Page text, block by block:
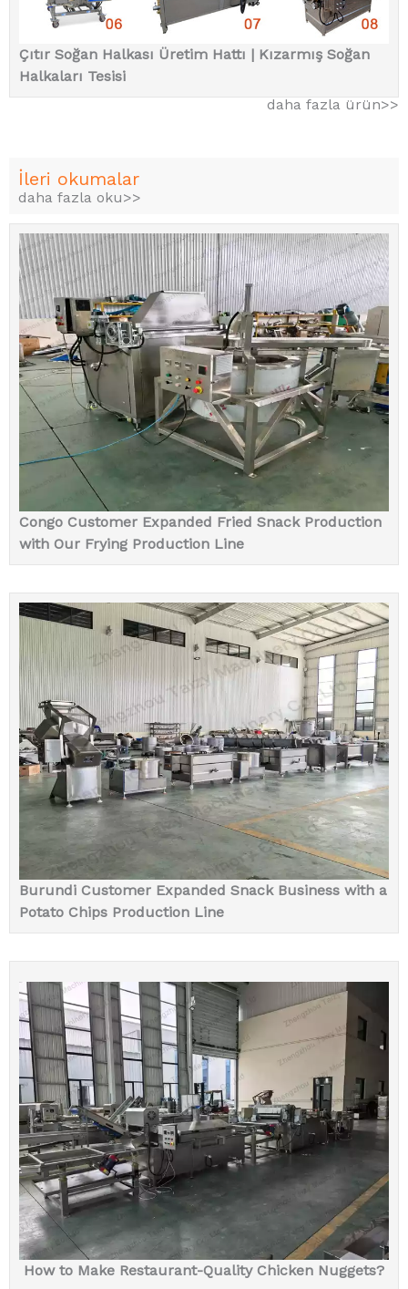
Çıtır Soğan Halkası Üretim Hattı | Kızarmış Soğan
Halkaları Tesisi
daha fazla ürün>>
İleri okumalar
daha fazla oku>>
Congo Customer Expanded Fried Snack Production
with Our Frying Production Line
Burundi Customer Expanded Snack Business with a
Potato Chips Production Line
How to Make Restaurant-Quality Chicken Nuggets?